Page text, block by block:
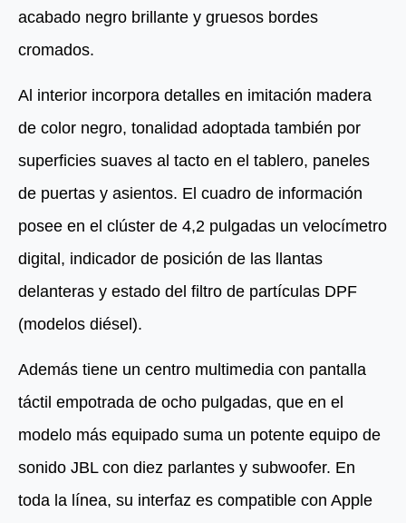
acabado negro brillante y gruesos bordes
cromados.
Al interior incorpora detalles en imitación madera
de color negro, tonalidad adoptada también por
superficies suaves al tacto en el tablero, paneles
de puertas y asientos. El cuadro de información
posee en el clúster de 4,2 pulgadas un velocímetro
digital, indicador de posición de las llantas
delanteras y estado del filtro de partículas DPF
(modelos diésel).
Además tiene un centro multimedia con pantalla
táctil empotrada de ocho pulgadas, que en el
modelo más equipado suma un potente equipo de
sonido JBL con diez parlantes y subwoofer. En
toda la línea, su interfaz es compatible con Apple